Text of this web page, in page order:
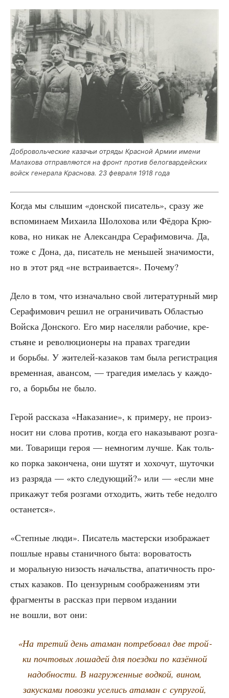
Доб­ро­воль­че­ские каза­чьи отря­ды Крас­ной Армии име­ни
Мала­хо­ва отправ­ля­ют­ся на фронт про­тив бело­гвар­дей­ских
войск гене­ра­ла Крас­но­ва. 23 фев­ра­ля 1918 года
Когда мы слы­шим «дон­ской писа­тель», сра­зу же
вспо­ми­на­ем Миха­и­ла Шоло­хо­ва или Фёдо­ра Крю­
ко­ва, но никак не Алек­сандра Сера­фи­мо­ви­ча. Да,
тоже с Дона, да, писа­тель не мень­шей зна­чи­мо­сти,
но в этот ряд «не встра­и­ва­ет­ся». Почему?
Дело в том, что изна­чаль­но свой лите­ра­тур­ный мир
Сера­фи­мо­вич решил не огра­ни­чи­вать Обла­стью
Вой­ска Дон­ско­го. Его мир насе­ля­ли рабо­чие, кре­
стьяне и рево­лю­ци­о­не­ры на пра­вах тра­ге­дии
и борь­бы. У жите­лей-каза­ков там была реги­стра­ция
вре­мен­ная, аван­сом, — тра­ге­дия име­лась у каж­до­
го, а борь­бы не было.
Герой рас­ска­за «Нака­за­ние», к при­ме­ру, не про­из­
но­сит ни сло­ва про­тив, когда его нака­зы­ва­ют роз­га­
ми. Това­ри­щи героя — немно­гим луч­ше. Как толь­
ко пор­ка закон­че­на, они шутят и хохо­чут, шуточ­ки
из раз­ря­да — «кто сле­ду­ю­щий?» или — «если мне
при­ка­жут тебя роз­га­ми отхо­дить, жить тебе недол­го
останется».
«Степ­ные люди». Писа­тель мастер­ски изоб­ра­жа­ет
пош­лые нра­вы ста­нич­но­го быта: воро­ва­тость
и мораль­ную низость началь­ства, апа­тич­ность про­
стых каза­ков. По цен­зур­ным сооб­ра­же­ни­ям эти
фраг­мен­ты в рас­сказ при пер­вом изда­нии
не вошли, вот они:
«На тре­тий день ата­ман потре­бо­вал две трой­
ки поч­то­вых лоша­дей для поезд­ки по казён­ной
надоб­но­сти. В нагру­жен­ные вод­кой, вином,
закус­ка­ми повоз­ки усе­лись ата­ман с супру­гой,